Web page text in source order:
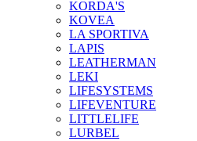
KORDA'S
KOVEA
LA SPORTIVA
LAPIS
LEATHERMAN
LEKI
LIFESYSTEMS
LIFEVENTURE
LITTLELIFE
LURBEL